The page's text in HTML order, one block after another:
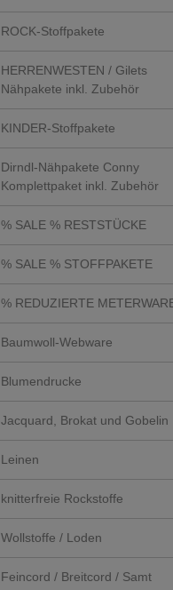
ROCK-Stoffpakete
HERRENWESTEN / Gilets
Nähpakete inkl. Zubehör
KINDER-Stoffpakete
Dirndl-Nähpakete Conny
Komplettpaket inkl. Zubehör
% SALE % RESTSTÜCKE
% SALE % STOFFPAKETE
% REDUZIERTE
Baumwoll-Webware
Blumendrucke
Jacquard, Brokat und Gobelin
Leinen
knitterfreie Rockstoffe
Wollstoffe / Loden
Feincord / Breitcord / Samt